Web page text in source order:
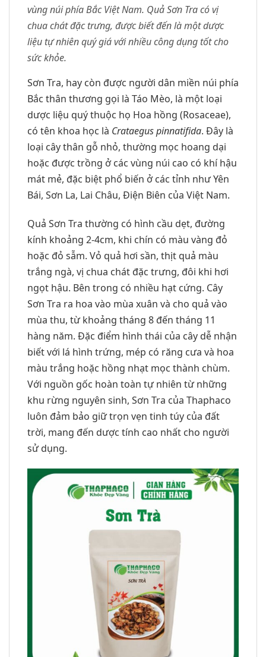
vùng núi phía Bắc Việt Nam. Quả Sơn Tra có vị
chua chát đặc trưng, được biết đến là một dược
liệu tự nhiên quý giá với nhiều công dụng tốt cho
sức khỏe.
Sơn Tra, hay còn được người dân miền núi phía
Bắc thân thương gọi là Táo Mèo, là một loại
dược liệu quý thuộc họ Hoa hồng (Rosaceae),
có tên khoa học là Crataegus pinnatifida. Đây là
loại cây thân gỗ nhỏ, thường mọc hoang dại
hoặc được trồng ở các vùng núi cao có khí hậu
mát mẻ, đặc biệt phổ biến ở các tỉnh như Yên
Bái, Sơn La, Lai Châu, Điện Biên của Việt Nam.
Quả Sơn Tra thường có hình cầu dẹt, đường
kính khoảng 2-4cm, khi chín có màu vàng đỏ
hoặc đỏ sẫm. Vỏ quả hơi sần, thịt quả màu
trắng ngà, vị chua chát đặc trưng, đôi khi hơi
ngọt hậu. Bên trong có nhiều hạt cứng. Cây
Sơn Tra ra hoa vào mùa xuân và cho quả vào
mùa thu, từ khoảng tháng 8 đến tháng 11
hàng năm. Đặc điểm hình thái của cây dễ nhận
biết với lá hình trứng, mép có răng cưa và hoa
màu trắng hoặc hồng nhạt mọc thành chùm.
Với nguồn gốc hoàn toàn tự nhiên từ những
khu rừng nguyên sinh, Sơn Tra của Thaphaco
luôn đảm bảo giữ trọn vẹn tinh túy của đất
trời, mang đến dược tính cao nhất cho người
sử dụng.